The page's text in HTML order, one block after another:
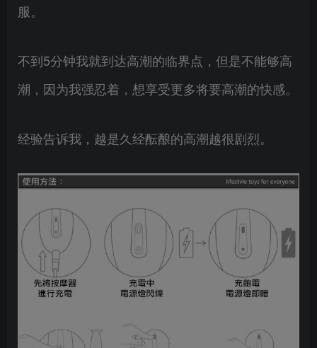
服。
不到5分钟我就到达高潮的临界点，但是不能够高
潮，因为我强忍着，想享受更多将要高潮的快感。
经验告诉我，越是久经酝酿的高潮越很剧烈。